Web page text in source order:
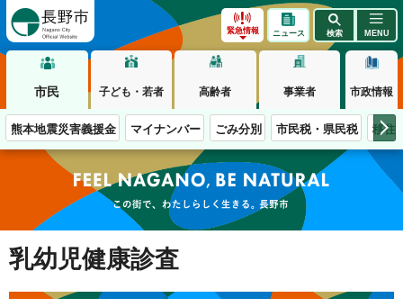
緊急情報 ニュース 検索 MENU
市民 子ども・若者 高齢者 事業者 市政情報
熊本地震災害義援金 マイナンバー ごみ分別 市民税・県民税 移住
この街で、わたしらしく生きる。長野市
乳幼児健康診査